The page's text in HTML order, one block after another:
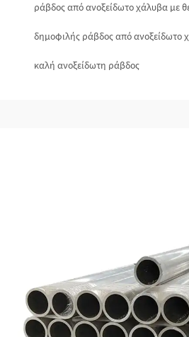
ράβδος από ανοξείδωτο χάλυβα με
δημοφιλής ράβδος από ανοξείδωτο
καλή ανοξείδωτη ράβδος